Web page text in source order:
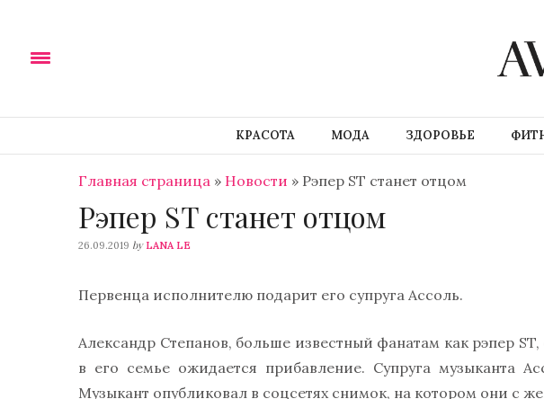
КРАСОТА МОДА ЗДОРОВЬЕ
Главная страница » Новости » Рэпер ST станет отцом
Рэпер ST станет отцом
26.09.2019 by LANA LE
Первенца исполнителю подарит его супруга Ассоль.
Александр Степанов, больше известный фанатам как рэпер
в его семье ожидается прибавление. Супруга музыканта
Музыкант опубликовал в соцсетях снимок, на котором они с